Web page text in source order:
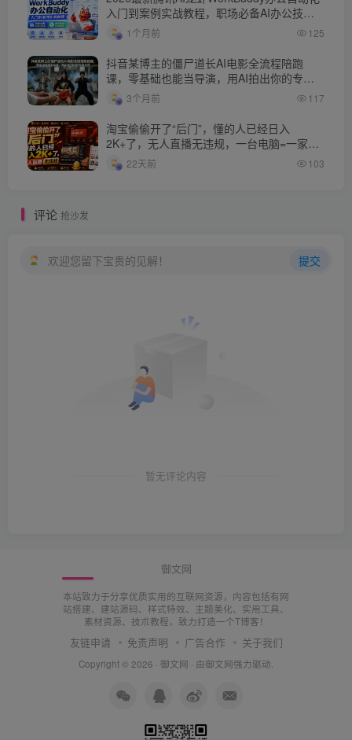
入门到案例实战教程，职场必备AI办公技
能，告别加班，效率翻倍
1个月前 125
抖音某博主的僵尸道长AI电影全流程陪跑
课，零基础也能当导演，用AI拍出你的专属
大片3个月前 117
淘宝偷偷开了“后门”，懂的人已经日入
2K+了，无人直播无违规，一台电脑=一家24
小时营业的线上门店【揭秘】
22天前 103
评论 抢沙发
欢迎您留下宝贵的见解！ 提交
暂无评论内容
御文网
本站致力于分享优质实用的互联网资源，内容包括有网
站搭建、建站源码、样式特效、主题美化、实用工具、
素材资源、技朮教程，致力打造一个T博客！
友链申请 免责声明 广告合作 关于我们
Copyright © 2026 · 御文网 · 由御文网强力驱动.